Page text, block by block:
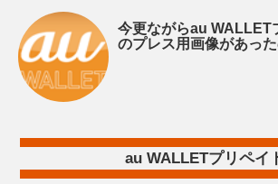
今更ながらau WALLET
のプレス用画像があっ
au WALLETプリペイ